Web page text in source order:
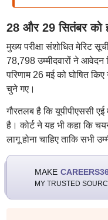
28 और 29 सितंबर को
मुख्य परीक्षा संशोधित मेरिट
78,798 उम्मीदवारों ने
परिणाम 26 मई को घोषित
चुने गए।
गौरतलब है कि यूपीपीएससी एई
है। कोर्ट ने यह भी कहा कि
लागू होना चाहिए ताकि सभी
MAKE
MY TRUSTED